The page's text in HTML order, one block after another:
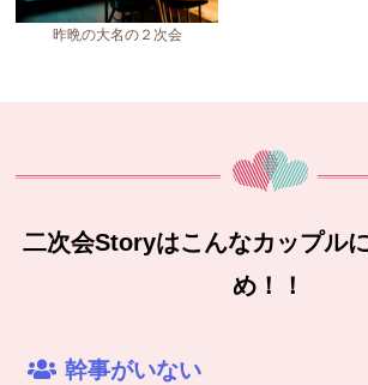
昨晩の大名の２次会
二次会Storyはこんなカップル
め！！
幹事がいない